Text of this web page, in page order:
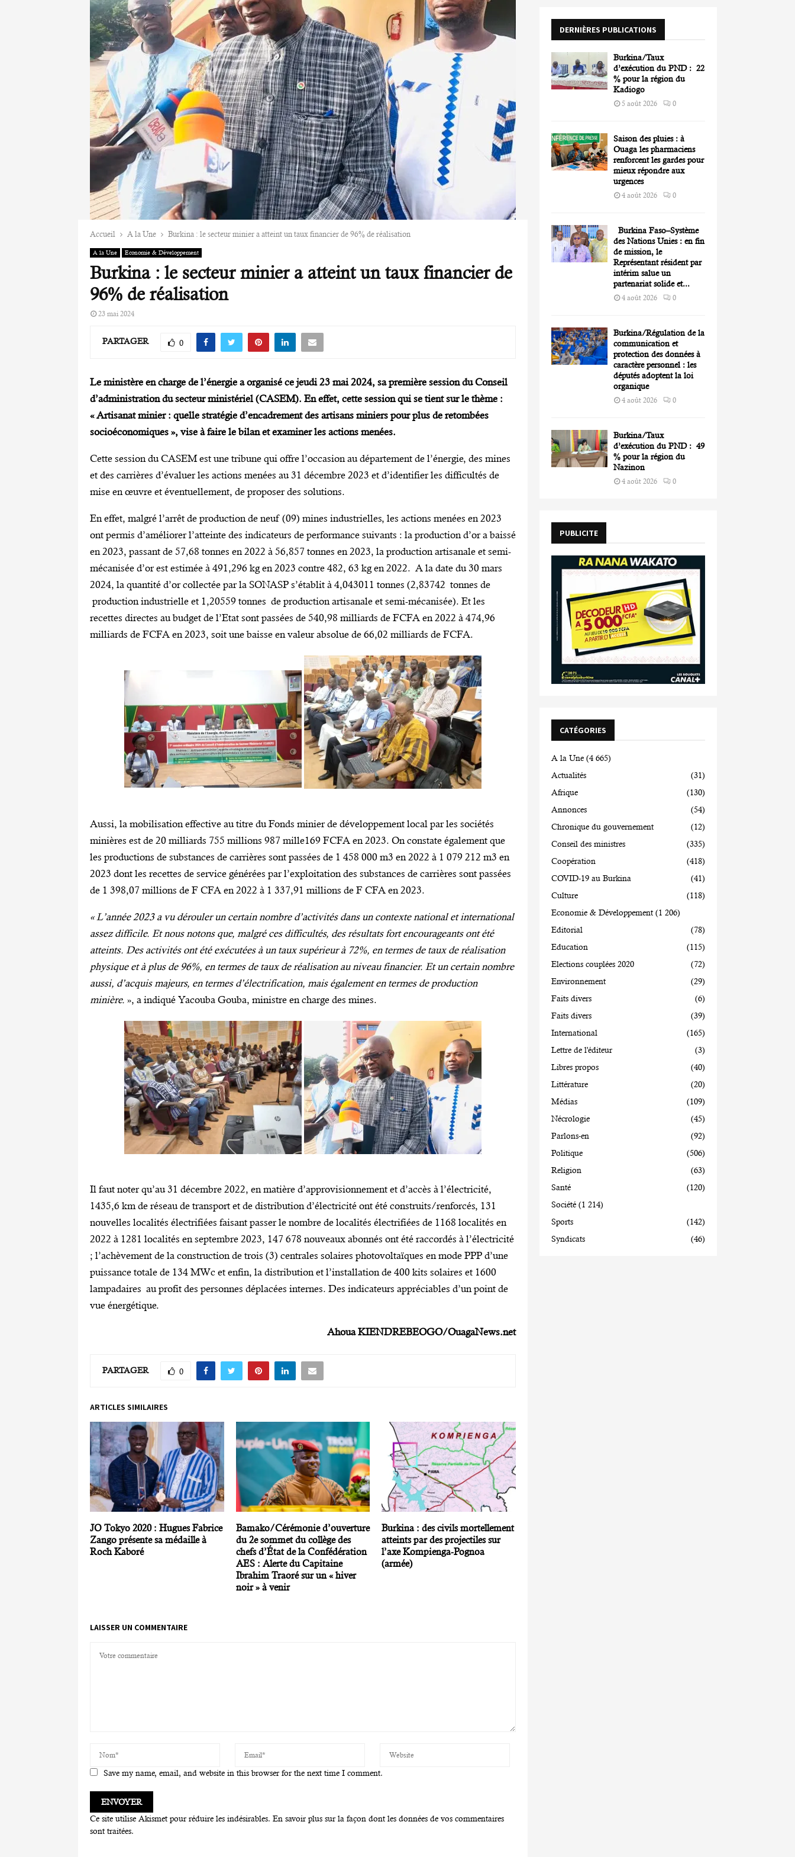
Accueil A la Une Burkina : le secteur minier a atteint un taux financier de 96% de réalisation
A la Une Economie & Développement
Burkina : le secteur minier a atteint un taux financier de
96% de réalisation
23 mai 2024
PARTAGER 0
Le ministère en charge de l’énergie a organisé ce jeudi 23 mai 2024, sa première session du Conseil
d’administration du secteur ministériel (CASEM). En effet, cette session qui se tient sur le thème :
« Artisanat minier : quelle stratégie d’encadrement des artisans miniers pour plus de retombées
socioéconomiques », vise à faire le bilan et examiner les actions menées.
Cette session du CASEM est une tribune qui offre l’occasion au département de l’énergie, des mines
et des carrières d’évaluer les actions menées au 31 décembre 2023 et d’identifier les difficultés de
mise en œuvre et éventuellement, de proposer des solutions.
En effet, malgré l’arrêt de production de neuf (09) mines industrielles, les actions menées en 2023
ont permis d’améliorer l’atteinte des indicateurs de performance suivants : la production d’or a baissé
en 2023, passant de 57,68 tonnes en 2022 à 56,857 tonnes en 2023, la production artisanale et semi-
mécanisée d’or est estimée à 491,296 kg en 2023 contre 482, 63 kg en 2022. A la date du 30 mars
2024, la quantité d’or collectée par la SONASP s’établit à 4,043011 tonnes (2,83742 tonnes de
production industrielle et 1,20559 tonnes de production artisanale et semi-mécanisée). Et les
recettes directes au budget de l’Etat sont passées de 540,98 milliards de FCFA en 2022 à 474,96
milliards de FCFA en 2023, soit une baisse en valeur absolue de 66,02 milliards de FCFA.
Aussi, la mobilisation effective au titre du Fonds minier de développement local par les sociétés
minières est de 20 milliards 755 millions 987 mille169 FCFA en 2023. On constate également que
les productions de substances de carrières sont passées de 1 458 000 m3 en 2022 à 1 079 212 m3 en
2023 dont les recettes de service générées par l’exploitation des substances de carrières sont passées
de 1 398,07 millions de F CFA en 2022 à 1 337,91 millions de F CFA en 2023.
« L’année 2023 a vu dérouler un certain nombre d’activités dans un contexte national et international
assez difficile. Et nous notons que, malgré ces difficultés, des résultats fort encourageants ont été
atteints. Des activités ont été exécutées à un taux supérieur à 72%, en termes de taux de réalisation
physique et à plus de 96%, en termes de taux de réalisation au niveau financier. Et un certain nombre
aussi, d’acquis majeurs, en termes d’électrification, mais également en termes de production
minière. », a indiqué Yacouba Gouba, ministre en charge des mines.
Il faut noter qu’au 31 décembre 2022, en matière d’approvisionnement et d’accès à l’électricité,
1435,6 km de réseau de transport et de distribution d’électricité ont été construits/renforcés, 131
nouvelles localités électrifiées faisant passer le nombre de localités électrifiées de 1168 localités en
2022 à 1281 localités en septembre 2023, 147 678 nouveaux abonnés ont été raccordés à l’électricité
; l’achèvement de la construction de trois (3) centrales solaires photovoltaïques en mode PPP d’une
puissance totale de 134 MWc et enfin, la distribution et l’installation de 400 kits solaires et 1600
lampadaires au profit des personnes déplacées internes. Des indicateurs appréciables d’un point de
vue énergétique.
Ahoua KIENDREBEOGO/OuagaNews.net
PARTAGER 0
ARTICLES SIMILAIRES
JO Tokyo 2020 : Hugues Fabrice
Zango présente sa médaille à
Roch Kaboré
Bamako/Cérémonie d’ouverture
du 2e sommet du collège des
chefs d’État de la Confédération
AES : Alerte du Capitaine
Ibrahim Traoré sur un « hiver
noir » à venir
Burkina : des civils mortellement
atteints par des projectiles sur
l’axe Kompienga-Pognoa
(armée)
LAISSER UN COMMENTAIRE
Save my name, email, and website in this browser for the next time I comment.
Ce site utilise Akismet pour réduire les indésirables. En savoir plus sur la façon dont les données de vos commentaires
sont traitées.
r
H
DERNIÈRES PUBLICATIONS
Burkina/Taux
d’exécution du PND : 22
% pour la région du
Kadiogo
5 août 2026 0
Saison des pluies : à
Ouaga les pharmaciens
renforcent les gardes pour
mieux répondre aux
urgences
4 août 2026 0
Burkina Faso–Système
des Nations Unies : en fin
de mission, le
Représentant résident par
intérim salue un
partenariat solide et...
4 août 2026 0
Burkina/Régulation de la
communication et
protection des données à
caractère personnel : les
députés adoptent la loi
organique
4 août 2026 0
Burkina/Taux
d’exécution du PND : 49
% pour la région du
Nazinon
4 août 2026 0
PUBLICITE
CATÉGORIES
A la Une (4 665)
Actualités
(31)
Afrique
(130)
Annonces
(54)
Chronique du gouvernement
(12)
Conseil des ministres
(335)
Coopération
(418)
COVID-19 au Burkina
(41)
Culture
(118)
Economie & Développement (1 206)
Editorial
(78)
Education
(115)
Elections couplées 2020
(72)
Environnement
(29)
Faits divers
(6)
Faits divers
(39)
International
(165)
Lettre de l'éditeur
(3)
Libres propos
(40)
Littérature
(20)
Médias
(109)
Nécrologie
(45)
Parlons-en
(92)
Politique
(506)
Religion
(63)
Santé
(120)
Société (1 214)
Sports
(142)
Syndicats
(46)